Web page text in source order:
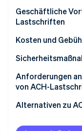
3.
4. Gelder
Geschäftliche
Geschäftliche
Lastschriften
Niedrigere
Effiziente
Weniger Fehler
Kosten und
Unternehmen
Kundinnen und
Anforderungen
von ACH-
Richten Sie ein
Arbeiten Sie mit
Alternativen zu